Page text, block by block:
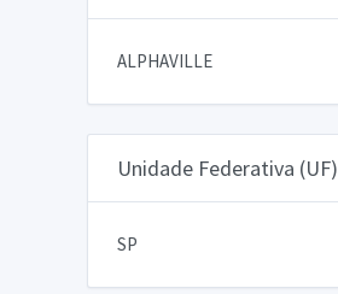
ALPHAVILLE
Unidade Federativa (UF)
SP